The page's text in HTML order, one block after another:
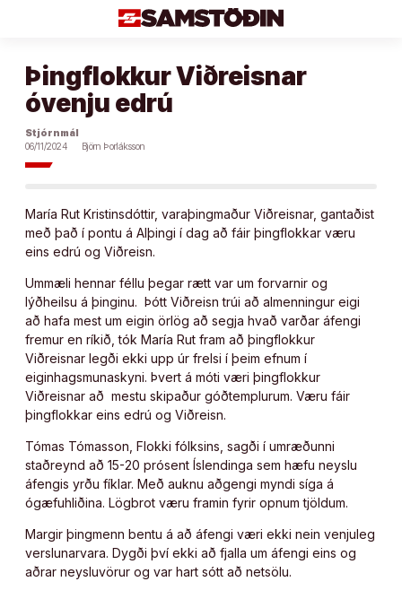
Þingflokkur Viðreisnar
óvenju edrú
Stjórnmál
06/11/2024
Björn Þorláksson
María Rut Kristinsdóttir, varaþingmaður Viðreisnar, gantaðist
með það í pontu á Alþingi í dag að fáir þingflokkar væru
eins edrú og Viðreisn.
Ummæli hennar féllu þegar rætt var um forvarnir og
lýðheilsu á þinginu. Þótt Viðreisn trúi að almenningur eigi
að hafa mest um eigin örlög að segja hvað varðar áfengi
fremur en ríkið, tók María Rut fram að þingflokkur
Viðreisnar legði ekki upp úr frelsi í þeim efnum í
eiginhagsmunaskyni. Þvert á móti væri þingflokkur
Viðreisnar að mestu skipaður góðtemplurum. Væru fáir
þingflokkar eins edrú og Viðreisn.
Tómas Tómasson, Flokki fólksins, sagði í umræðunni
staðreynd að 15-20 prósent Íslendinga sem hæfu neyslu
áfengis yrðu fíklar. Með auknu aðgengi myndi síga á
ógæfuhliðina. Lögbrot væru framin fyrir opnum tjöldum.
Margir þingmenn bentu á að áfengi væri ekki nein venjuleg
verslunarvara. Dygði því ekki að fjalla um áfengi eins og
aðrar neysluvörur og var hart sótt að netsölu.